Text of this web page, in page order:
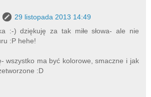
29 listopada 2013 14:49
:-) dziękuję za tak miłe słowa- ale nie
:P hehe!
wszystko ma być kolorowe, smaczne i jak
:D